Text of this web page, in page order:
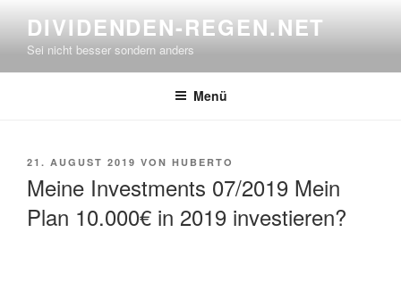
springen
DIVIDENDEN-REGEN.NET
Sei nicht besser sondern anders
Menü
VERÖFFENTLICHT
21. AUGUST 2019 VON HUBERTO
Meine Investments 07/2019 Mein
Plan 10.000€ in 2019 investieren?